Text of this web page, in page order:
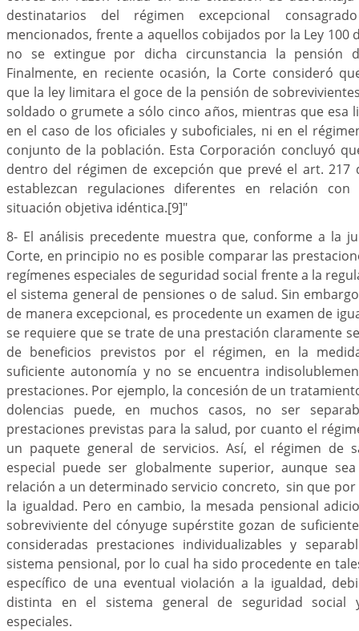
destinatarios del régimen excepcional
mencionados, frente a aquellos cobijados por la Ley 100
no se extingue por dicha circunstancia la pensión
Finalmente, en reciente ocasión, la Corte consideró
que la ley limitara el goce de la pensión de
soldado o grumete a sólo cinco años, mientras que esa
en el caso de los oficiales y suboficiales, ni en el
conjunto de la población. Esta Corporación concluyó
dentro del régimen de excepción que prevé el art. 217
establezcan regulaciones diferentes en relación
situación objetiva idéntica.[9]"
8- El análisis precedente muestra que, conforme a la
Corte, en principio no es posible comparar las
regímenes especiales de seguridad social frente a la
el sistema general de pensiones o de salud. Sin
de manera excepcional, es procedente un examen de
se requiere que se trate de una prestación claramente
de beneficios previstos por el régimen, en la
suficiente autonomía y no se encuentra
prestaciones. Por ejemplo, la concesión de un
dolencias puede, en muchos casos, no ser
prestaciones previstas para la salud, por cuanto el
un paquete general de servicios. Así, el régimen de
especial puede ser globalmente superior, aunque
relación a un determinado servicio concreto, sin que por
la igualdad. Pero en cambio, la mesada pensional
sobreviviente del cónyuge supérstite gozan de
consideradas prestaciones individualizables y
sistema pensional, por lo cual ha sido procedente en
específico de una eventual violación a la igualdad,
distinta en el sistema general de seguridad social
especiales.